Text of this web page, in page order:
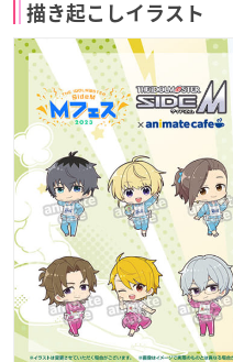
描き起こしイラスト